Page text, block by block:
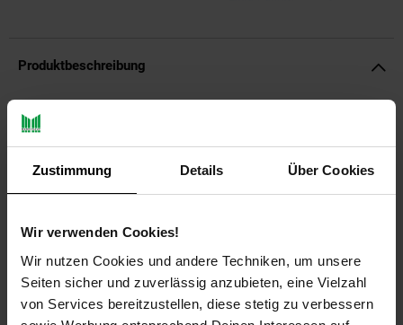
Zustimmung Details Über Cookies
Wir verwenden Cookies!
Wir nutzen Cookies und andere Techniken, um unsere
Seiten sicher und zuverlässig anzubieten, eine Vielzahl
von Services bereitzustellen, diese stetig zu verbessern
Produktbeschreibung
Design
Ausgefallener Wandspiegel in ovaler Form
Rahmenunterseite wirkt wie geschmolzenes Metall
Aufgrund des Designs in vielen Räumen einsetzbar
Abmessungen
Breite: 50 cm
Höhe: 71 cm
Tiefe: 3 cm